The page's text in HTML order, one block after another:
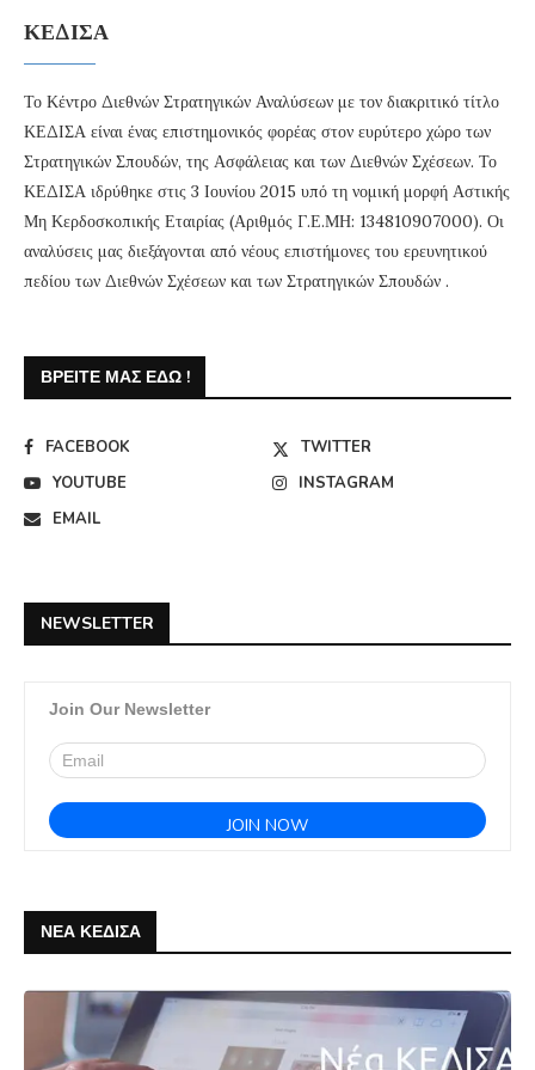
ΚΕΔΙΣΑ
Το Κέντρο Διεθνών Στρατηγικών Αναλύσεων με τον διακριτικό τίτλο
ΚΕΔΙΣΑ είναι ένας επιστημονικός φορέας στον ευρύτερο χώρο των
Στρατηγικών Σπουδών, της Ασφάλειας και των Διεθνών Σχέσεων. Το
ΚΕΔΙΣΑ ιδρύθηκε στις 3 Ιουνίου 2015 υπό τη νομική μορφή Αστικής
Μη Κερδοσκοπικής Εταιρίας (Αριθμός Γ.Ε.ΜΗ: 134810907000). Οι
αναλύσεις μας διεξάγονται από νέους επιστήμονες του ερευνητικού
πεδίου των Διεθνών Σχέσεων και των Στρατηγικών Σπουδών .
ΒΡΕΊΤΕ ΜΑΣ ΕΔΏ !
FACEBOOK
TWITTER
YOUTUBE
INSTAGRAM
EMAIL
NEWSLETTER
Join Our Newsletter
ΝΕΑ ΚΕΔΙΣΑ